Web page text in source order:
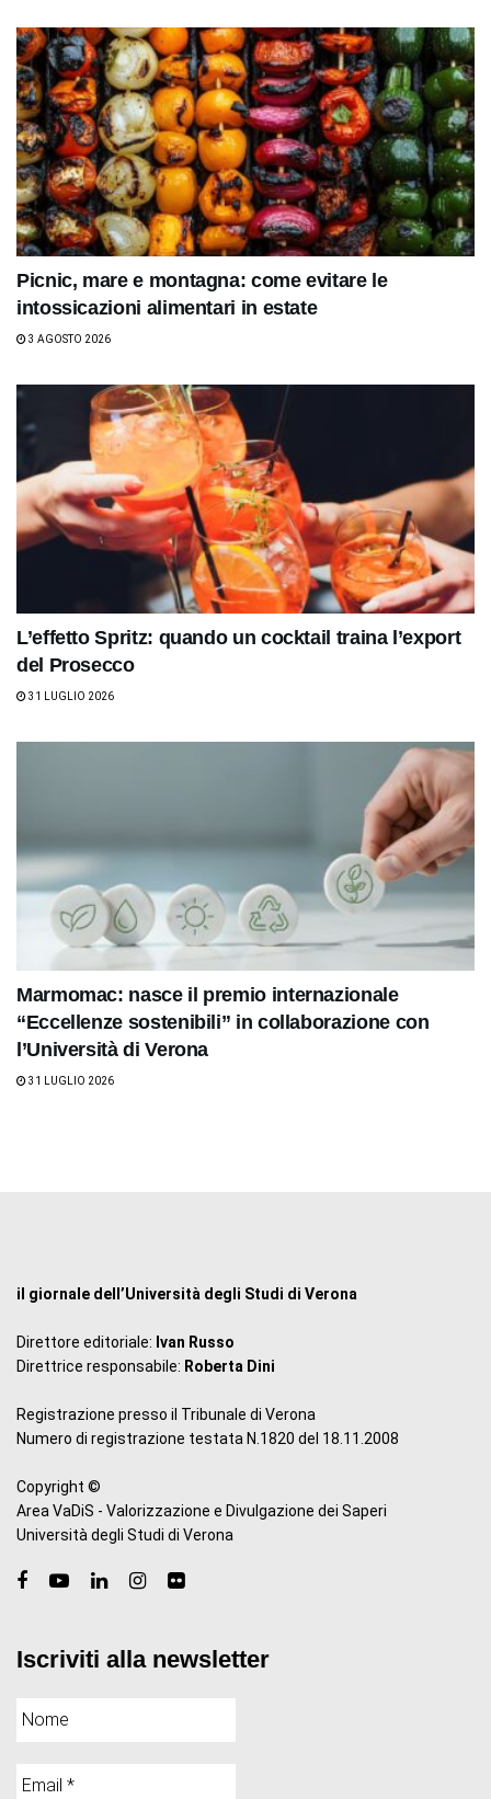
Picnic, mare e montagna: come evitare le
intossicazioni alimentari in estate
3 AGOSTO 2026
L’effetto Spritz: quando un cocktail traina l’export
del Prosecco
31 LUGLIO 2026
Marmomac: nasce il premio internazionale
“Eccellenze sostenibili” in collaborazione con
l’Università di Verona
31 LUGLIO 2026
il giornale dell’Università degli Studi di Verona
Direttore editoriale: Ivan Russo
Direttrice responsabile: Roberta Dini
Registrazione presso il Tribunale di Verona
Numero di registrazione testata N.1820 del 18.11.2008
Copyright ©
Area VaDiS - Valorizzazione e Divulgazione dei Saperi
Università degli Studi di Verona
Iscriviti alla newsletter